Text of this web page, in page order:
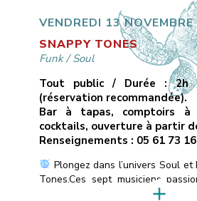
VENDREDI 13
SNAPPY TONES
Funk/Soul
Tout public / Durée :
(réservation recommandée).
Bar à tapas, comptoirs à
cocktails, ouverture à partir
Renseignements : 05 61 73
Plongez dans l’univers Soul
Tones.Ces sept musiciens
son vif et énergique des